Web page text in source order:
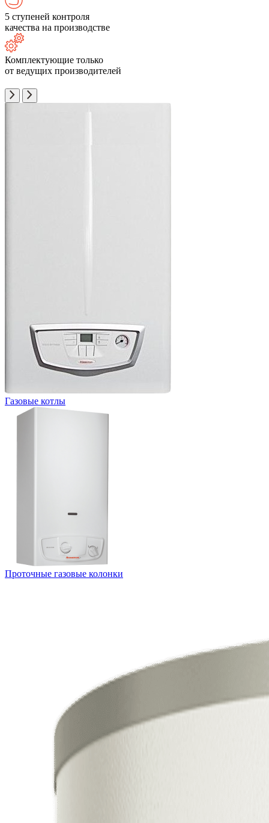
5 ступеней контроля
качества на производстве
Комплектующие только
от ведущих производителей
Газовые котлы
Проточные газовые колонки